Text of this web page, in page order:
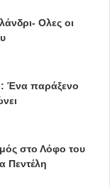
είναι ο
μας.
με τις
το ποιοτικό
κυριως τα
γυναίκα αυτήν
Ολες οι
Ένα παράξενο
στο Λόφο του
Πεντέλη